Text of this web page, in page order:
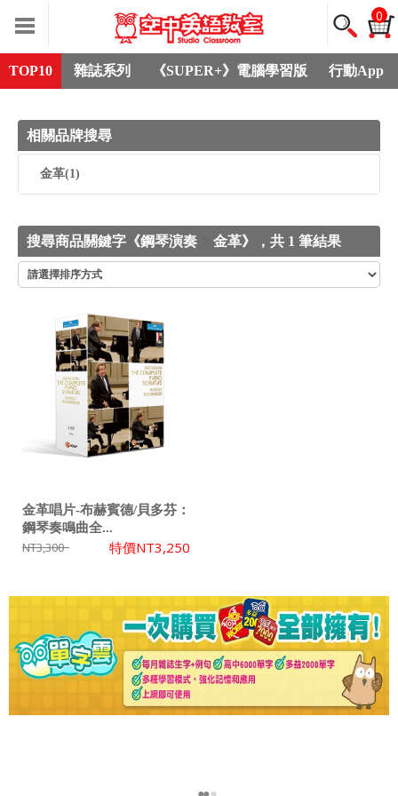
0
TOP10 雜誌系列 《SUPER+》電腦學習版 行動App
相關品牌搜尋
金革(1)
搜尋商品關鍵字《鋼琴演奏 金革》，共 1 筆結果
金革唱片-布赫賓德/貝多芬：
鋼琴奏鳴曲全...
NT3,300 特價NT3,250